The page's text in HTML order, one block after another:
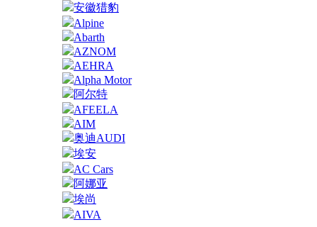
安徽猎豹
Alpine
Abarth
AZNOM
AEHRA
Alpha Motor
阿尔特
AFEELA
AIM
奥迪AUDI
埃安
AC Cars
阿娜亚
埃尚
AIVA